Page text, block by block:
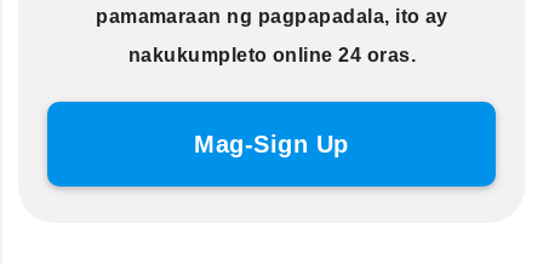
pamamaraan ng pagpapadala, ito ay
nakukumpleto online 24 oras.
Mag-Sign Up